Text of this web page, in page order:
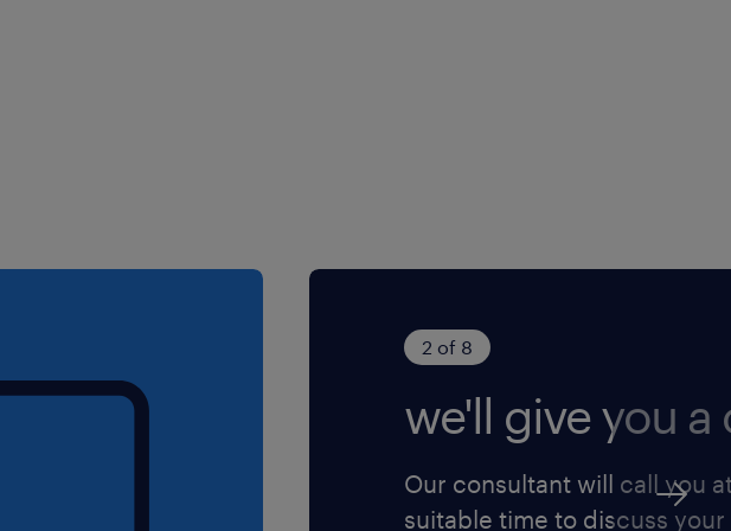
nel rispetto della diversity e
privacy/) ai sensi dell'art. 13
2 of 8
we'll give you a
Our consultant will call you
suitable time to discuss your